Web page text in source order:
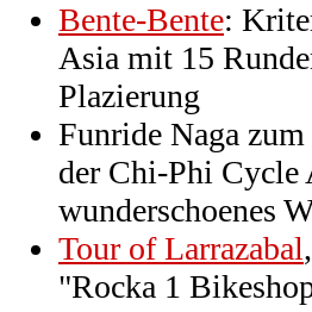
Bente-Bente:
Asia mit 15
Plazierung
Funride Naga
der Chi-Phi Cycle
wunderschoenes
Tour of Larrazabal
"Rocka 1